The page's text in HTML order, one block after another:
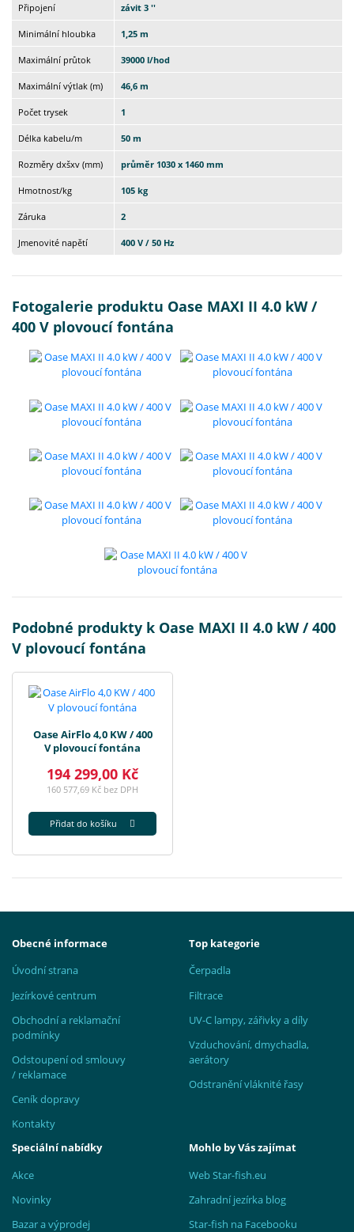
Připojení závit 3 ''
Minimální hloubka 1,25 m
Maximální průtok 39000 l/hod
Maximální výtlak (m) 46,6 m
Počet trysek 1
Délka kabelu/m 50 m
Rozměry dxšxv (mm) průměr 1030 x 1460 mm
Hmotnost/kg 105 kg
Záruka 2
Jmenovité napětí 400 V / 50 Hz
Fotogalerie produktu Oase MAXI II 4.0 kW /
400 V plovoucí fontána
Podobné produkty k Oase MAXI II 4.0 kW / 400
V plovoucí fontána
Oase AirFlo 4,0 KW / 400
V plovoucí fontána
194 299,00 Kč
160 577,69 Kč bez DPH
Přidat do košíku
Obecné informace
Úvodní strana
Jezírkové centrum
Obchodní a reklamační
podmínky
Odstoupení od smlouvy
/ reklamace
Ceník dopravy
Kontakty
Top kategorie
Čerpadla
Filtrace
UV-C lampy, zářivky a díly
Vzduchování, dmychadla,
aerátory
Odstranění vláknité řasy
Speciální nabídky
Akce
Novinky
Bazar a výprodej
Mohlo by Vás zajímat
Web Star-fish.eu
Zahradní jezírka blog
Star-fish na Facebooku